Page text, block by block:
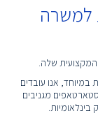
למשרה
שלה.
במיוחד, אנו עובדים
מגניבים